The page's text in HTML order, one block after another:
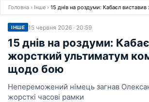
Головна › Інше › 15 днів на роздуми: Кабаєл
ІНШЕ 15 червня 2026 · 20:59
15 днів на роздуми:
жорсткий ультиматум
щодо бою
Непереможений німець загнав
жорсткі часові рамки